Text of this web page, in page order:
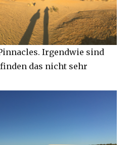
Irgendwie sind
das nicht sehr